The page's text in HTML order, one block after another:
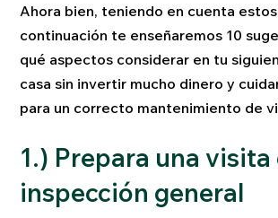
Ahora bien, teniendo en cuenta
continuación te enseñaremos 10
qué aspectos considerar en tu
casa sin invertir mucho dinero y
para un correcto mantenimiento de
1.) Prepara una visita
inspección general